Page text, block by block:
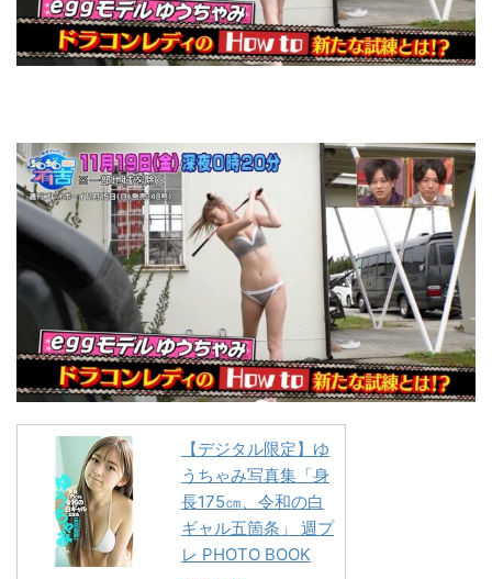
【デジタル限定】ゆ
うちゃみ写真集「身
長175㎝、令和の白
ギャル五箇条」 週プ
レ PHOTO BOOK